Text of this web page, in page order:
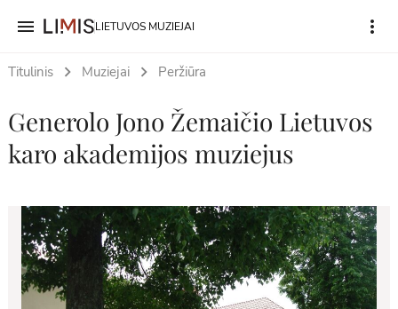
menu LIETUVOS MUZIEJAI more_vert
Titulinis Muziejai Peržiūra
Generolo Jono Žemaičio Lietuvos
karo akademijos muziejus